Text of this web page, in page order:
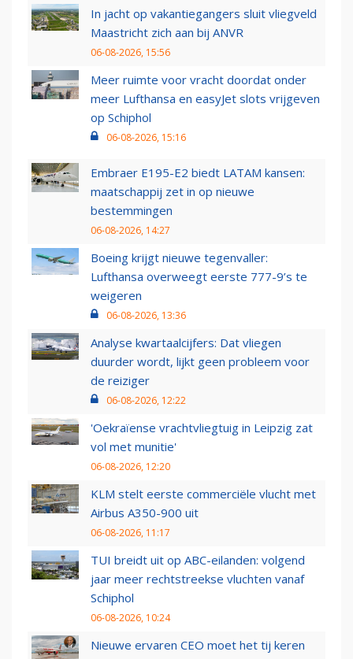
In jacht op vakantiegangers sluit vliegveld
Maastricht zich aan bij ANVR
06-08-2026, 15:56
Meer ruimte voor vracht doordat onder
meer Lufthansa en easyJet slots vrijgeven
op Schiphol
06-08-2026, 15:16
Embraer E195-E2 biedt LATAM kansen:
maatschappij zet in op nieuwe
bestemmingen
06-08-2026, 14:27
Boeing krijgt nieuwe tegenvaller:
Lufthansa overweegt eerste 777-9’s te
weigeren
06-08-2026, 13:36
Analyse kwartaalcijfers: Dat vliegen
duurder wordt, lijkt geen probleem voor
de reiziger
06-08-2026, 12:22
'Oekraïense vrachtvliegtuig in Leipzig zat
vol met munitie'
06-08-2026, 12:20
KLM stelt eerste commerciële vlucht met
Airbus A350-900 uit
06-08-2026, 11:17
TUI breidt uit op ABC-eilanden: volgend
jaar meer rechtstreekse vluchten vanaf
Schiphol
06-08-2026, 10:24
Nieuwe ervaren CEO moet het tij keren